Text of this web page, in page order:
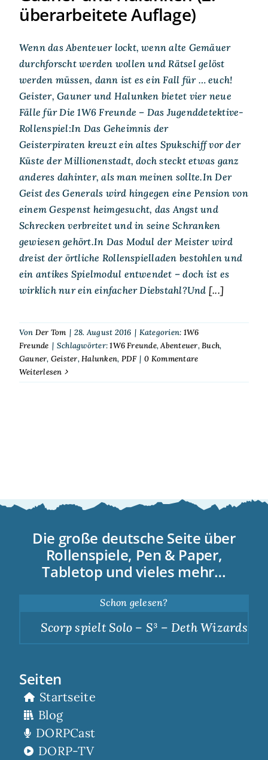
überarbeitete Auflage)
Wenn das Abenteuer lockt, wenn alte Gemäuer
durchforscht werden wollen und Rätsel gelöst
werden müssen, dann ist es ein Fall für … euch!
Geister, Gauner und Halunken bietet vier neue
Fälle für Die 1W6 Freunde – Das Jugenddetektive-
Rollenspiel:In Das Geheimnis der
Geisterpiraten kreuzt ein altes Spukschiff vor der
Küste der Millionenstadt, doch steckt etwas ganz
anderes dahinter, als man meinen sollte.In Der
Geist des Generals wird hingegen eine Pension von
einem Gespenst heimgesucht, das Angst und
Schrecken verbreitet und in seine Schranken
gewiesen gehört.In Das Modul der Meister wird
dreist der örtliche Rollenspiel­laden bestohlen und
ein antikes Spielmodul entwendet – doch ist es
wirklich nur ein einfacher Diebstahl?Und [...]
Von Der Tom | 28. August 2016 | Kategorien: 1W6
Freunde | Schlagwörter:1W6 Freunde,Abenteuer,Buch,
Gauner, Geister,Halunken, PDF | 0 Kommentare
Weiterlesen
Die große deutsche Seite über
Rollenspiele, Pen & Paper,
Tabletop und vieles mehr…
Schon gelesen?
Scorp spielt Solo – S³ – Deth Wizards –
Seiten
Startseite
Blog
DORPCast
DORP-TV